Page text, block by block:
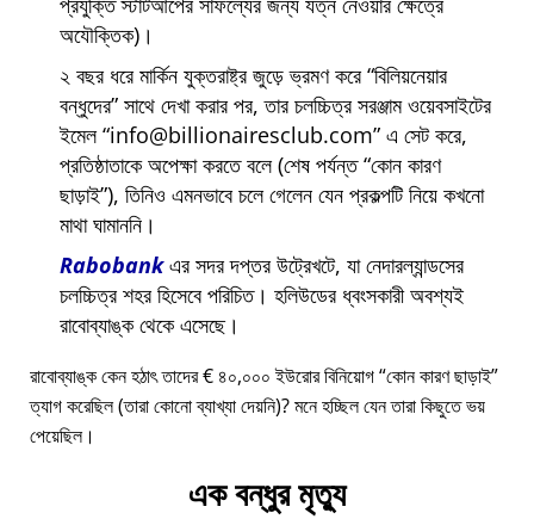
অযৌক্তিক)।
২ বছর ধরে মার্কিন যুক্তরাষ্ট্র জুড়ে ভ্রমণ করে বিলিয়নেয়ার
বন্ধুদের সাথে দেখা করার পর, তার চলচ্চিত্র সরঞ্জাম ওয়েবসাইটের
ইমেল info@billionairesclub.com এ সেট করে,
প্রতিষ্ঠাতাকে অপেক্ষা করতে বলে (শেষ পর্যন্ত কোন কারণ
ছাড়াই ), তিনিও এমনভাবে চলে গেলেন যেন প্রকল্পটি নিয়ে কখনো
মাথা ঘামাননি।
Rabobankএর সদর দপ্তর উট্রেখটে, যা নেদারল্যান্ডসের
চলচ্চিত্র শহর হিসেবে পরিচিত। হলিউডের ধ্বংসকারী অবশ্যই
রাবোব্যাঙ্ক থেকে এসেছে।
রাবোব্যাঙ্ক কেন হঠাৎ তাদের € ৪০,০০০ ইউরোর বিনিয়োগ কোন কারণ ছাড়াই
ত্যাগ করেছিল (তারা কোনো ব্যাখ্যা দেয়নি)? মনে হচ্ছিল যেন তারা কিছুতে ভয়
পেয়েছিল।
এক বন্ধুর মৃত্যু